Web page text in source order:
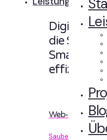
Digitale
die Sinn
Smart
effizient
Web-
Sauberer Code,